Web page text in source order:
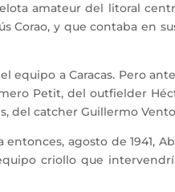
amateur del litoral
Corao, y que contaba en
a Caracas. Pero
Petit, del outfielder
del catcher Guillermo
agosto de 1941,
criollo que